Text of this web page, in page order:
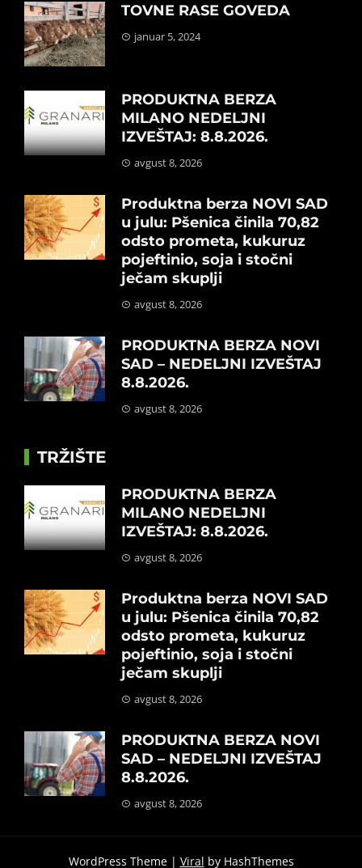
TOVNE RASE GOVEDA
januar 5, 2024
PRODUKTNA BERZA
MILANO NEDELJNI
IZVEŠTAJ: 8.8.2026.
avgust 8, 2026
Produktna berza NOVI SAD
u julu: Pšenica činila 70,82
odsto prometa, kukuruz
pojeftinio, soja i stočni
ječam skuplji
avgust 8, 2026
PRODUKTNA BERZA NOVI
SAD – NEDELJNI IZVEŠTAJ
8.8.2026.
avgust 8, 2026
TRŽIŠTE
PRODUKTNA BERZA
MILANO NEDELJNI
IZVEŠTAJ: 8.8.2026.
avgust 8, 2026
Produktna berza NOVI SAD
u julu: Pšenica činila 70,82
odsto prometa, kukuruz
pojeftinio, soja i stočni
ječam skuplji
avgust 8, 2026
PRODUKTNA BERZA NOVI
SAD – NEDELJNI IZVEŠTAJ
8.8.2026.
avgust 8, 2026
WordPress Theme | Viral by HashThemes